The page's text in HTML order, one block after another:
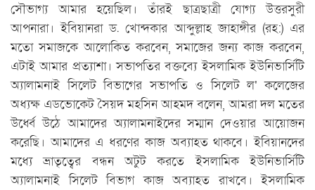
সৌভাগ্য আমার হয়েছিল। তাঁরই ছাত্রছাত্রী যোগ্য উত্তরসুরী
আপনারা। ইবিয়ানরা ড. খোন্দকার আব্দুল্লাহ জাহাঙ্গীর (রহ:) এর
মতো সমাজকে আলোকিত করবেন, সমাজের জন্য কাজ করবেন,
এটাই আমার প্রত্যাশা। সভাপতির বক্তব্যে ইসলামিক ইউনিভার্সিটি
অ্যালামনাই সিলেট বিভাগের সভাপতি ও সিলেট ল' কলেজের
অধ্যক্ষ এডভোকেট সৈয়দ মহসিন আহমদ বলেন, আমরা দল মতের
উর্ধ্বে উঠে আমাদের অ্যালামনাইদের সম্মান দেওয়ার আয়োজন
করেছি। আমাদের এ ধরণের কাজ অব্যাহত থাকবে। ইবিয়ানদের
মধ্যে ভ্রাতৃত্বের বন্ধন অটুট করতে ইসলামিক ইউনিভার্সিটি
অ্যালামনাই সিলেট বিভাগ কাজ অব্যাহত রাখবে। ইসলামিক